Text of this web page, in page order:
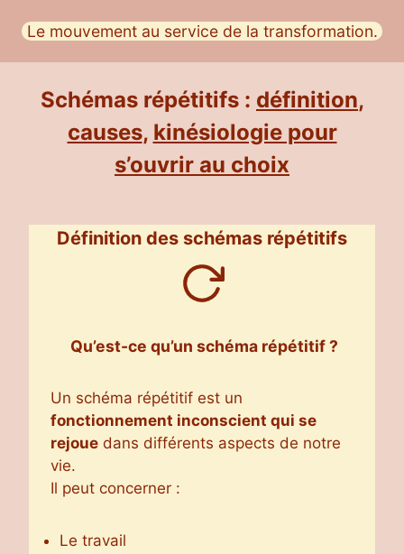
Le mouvement au service de la transformation.
Schémas répétitifs : définition,
causes, kinésiologie pour
s’ouvrir au choix
Définition des schémas répétitifs
Qu’est-ce qu’un schéma répétitif ?
Un schéma répétitif est un
fonctionnement inconscient qui se
rejoue dans différents aspects de notre
vie.
Il peut concerner :
Le travail